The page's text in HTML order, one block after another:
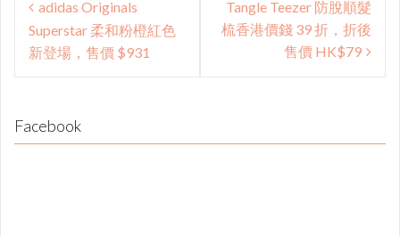
navigation
adidas Originals
Superstar 柔和粉橙紅色
新登場，售價 $931
Tangle Teezer 防脫順髮
梳香港價錢 39 折，折後
售價 HK$79
Facebook